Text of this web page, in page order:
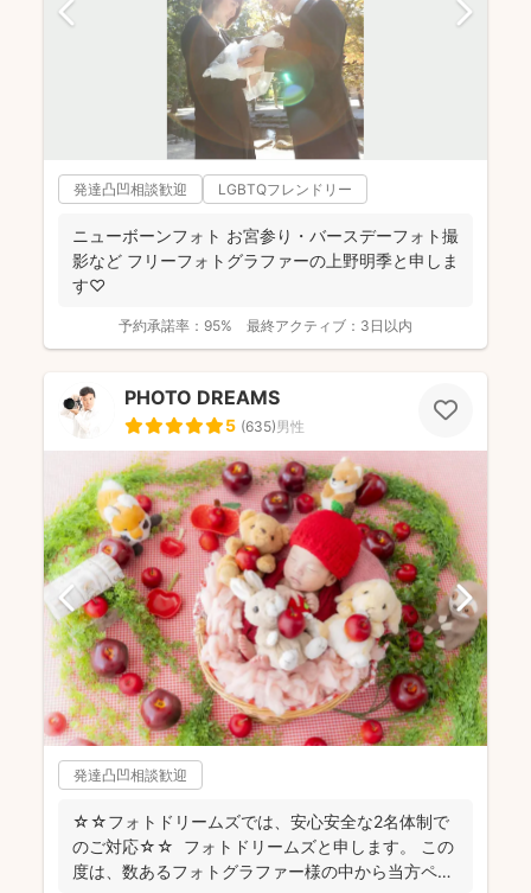
発達凸凹相談歓迎 LGBTQフレンドリー
ニューボーンフォト お宮参り・バースデーフォト撮
影など フリーフォトグラファーの上野明季と申しま
す♡
予約承諾率： 95% 最終アクティブ： 3日以内
PHOTO DREAMS
5 (635)男性
発達凸凹相談歓迎
☆☆フォトドリームズでは、安心安全な2名体制で
のご対応☆☆ フォトドリームズと申します。 この
度は、数あるフォトグラファー様の中から当方ペー